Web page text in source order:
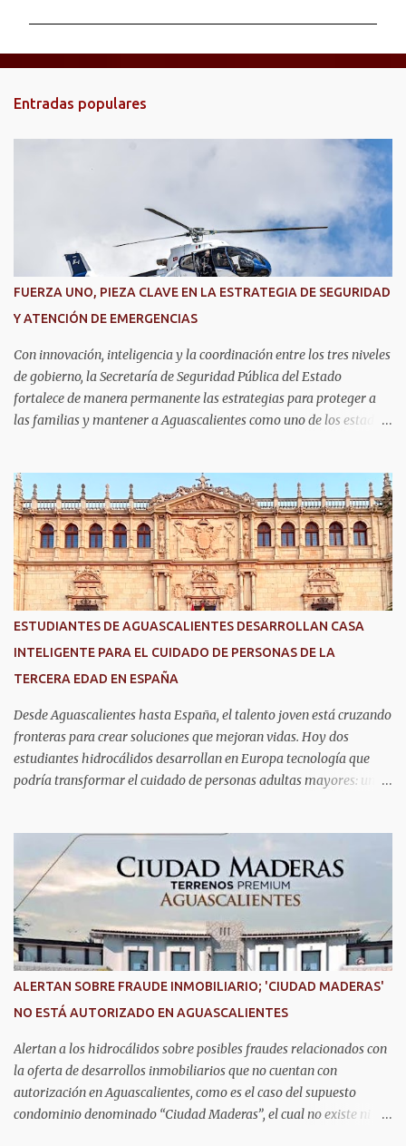
n
t
Entradas populares
FUERZA UNO, PIEZA CLAVE EN LA ESTRATEGIA DE SEGURIDAD
Y ATENCIÓN DE EMERGENCIAS
Con innovación, inteligencia y la coordinación entre los tres niveles
de gobierno, la Secretaría de Seguridad Pública del Estado
fortalece de manera permanente las estrategias para proteger a
las familias y mantener a Aguascalientes como uno de los estados
aérea, brindar apoyo táctico a los operativos de seguridad,
realizar traslados aeromédicos y participar en el transporte de
órganos, fortaleciendo la capacidad de respuesta de las
instituciones ante situaciones que requieren atención inmediata.
En reconocimiento a su liderazgo al mando del helicóptero Fuerza
Uno y a la contribución de esta aeronave en las operaciones de
seguridad y en los servicios de emergencia en Aguascalientes, el
Antonio Martínez Romo, fue distinguido durante el TechDay 2026.
Martínez Romo destacó que el helicóptero repres...
ESTUDIANTES DE AGUASCALIENTES DESARROLLAN CASA
INTELIGENTE PARA EL CUIDADO DE PERSONAS DE LA
TERCERA EDAD EN ESPAÑA
Desde Aguascalientes hasta España, el talento joven está cruzando
fronteras para crear soluciones que mejoran vidas. Hoy dos
estudiantes hidrocálidos desarrollan en Europa tecnología que
podría transformar el cuidado de personas adultas mayores: una
y Ernesto González Gómez, estudiantes de la Universidad
Politécnica de Aguascalientes (UPA), quienes actualmente realizan
una estancia académica en la Universidad de Alcalá, en España,
donde participan en un proyecto de innovación tecnológica con
impacto social. Ahí, trabajan en el desarrollo de un sistema que
combina sensores, comunicación inalámbrica y aplicaciones
digitales para monitorear la actividad dentro del hogar, con el
objetivo de acompañar la vida cotidiana de adultos mayores sin
invadir su privacidad. Mientras Ernesto desarrolla la parte
electrónica que permite captar la información dentro de...
ALERTAN SOBRE FRAUDE INMOBILIARIO; 'CIUDAD MADERAS'
NO ESTÁ AUTORIZADO EN AGUASCALIENTES
Alertan a los hidrocálidos sobre posibles fraudes relacionados con
la oferta de desarrollos inmobiliarios que no cuentan con
autorización en Aguascalientes, como es el caso del supuesto
condominio denominado “Ciudad Maderas”, el cual no existe ni